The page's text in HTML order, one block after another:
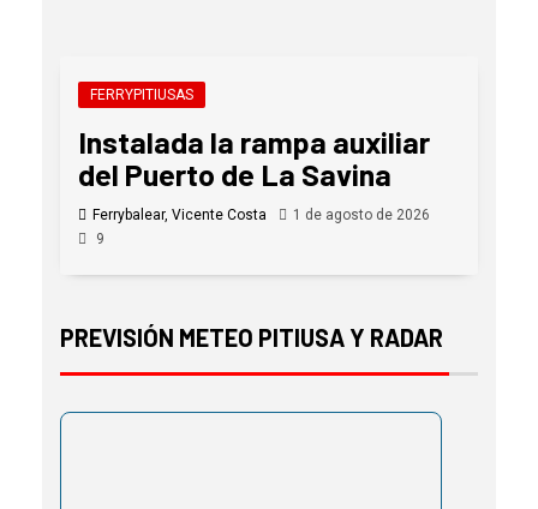
FERRYPITIUSAS
Instalada la rampa auxiliar
del Puerto de La Savina
Ferrybalear, Vicente Costa
1 de agosto de 2026
9
PREVISIÓN METEO PITIUSA Y RADAR